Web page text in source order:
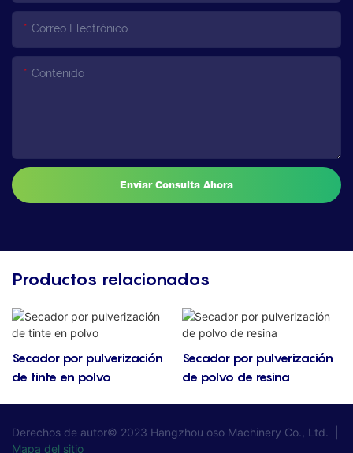
Correo Electrónico
Contenido
Enviar Consulta Ahora
Productos relacionados
Secador por pulverización
de tinte en polvo
Secador por pulverización
de polvo de resina
Derechos de autor© 2023 Hangzhou oso Machinery Co., Ltd.
Mapa del sitio